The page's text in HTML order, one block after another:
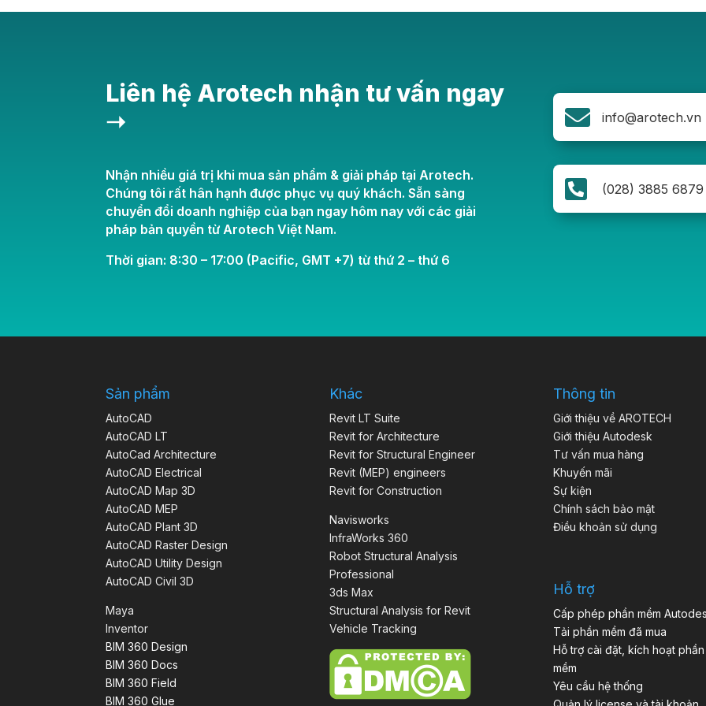
Liên hệ Arotech nhận tư vấn ngay
➝
Nhận nhiều giá trị khi mua sản phẩm & giải pháp tại Arotech.
Chúng tôi rất hân hạnh được phục vụ quý khách. Sẵn sàng
chuyển đổi doanh nghiệp của bạn ngay hôm nay với các giải
pháp bản quyền từ Arotech Việt Nam.
Thời gian: 8:30 – 17:00 (Pacific, GMT +7) từ thứ 2 – thứ 6
 info@arotech.vn
 (028) 3885 6879
Sản phẩm
AutoCAD
AutoCAD LT
AutoCad Architecture
AutoCAD Electrical
AutoCAD Map 3D
AutoCAD MEP
AutoCAD Plant 3D
AutoCAD Raster Design
AutoCAD Utility Design
AutoCAD Civil 3D
Maya
Inventor
BIM 360 Design
BIM 360 Docs
BIM 360 Field
BIM 360 Glue
Khác
Revit LT Suite
Revit for Architecture
Revit for Structural Engineer
Revit (MEP) engineers
Revit for Construction
Navisworks
InfraWorks 360
Robot Structural Analysis
Professional
3ds Max
Structural Analysis for Revit
Vehicle Tracking
Thông tin
Giới thiệu về AROTECH
Giới thiệu Autodesk
Tư vấn mua hàng
Khuyến mãi
Sự kiện
Chính sách bảo mật
Điều khoản sử dụng
Hỗ trợ
Cấp phép phần mềm
Tải phần mềm đã mua
Hỗ trợ cài đặt, kích hoạt phần
mềm
Yêu cầu hệ thống